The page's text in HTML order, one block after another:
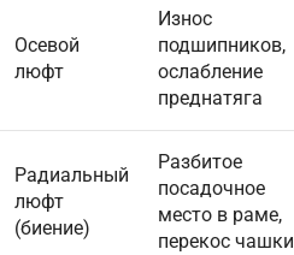
Осевой
люфт
Износ
подшипников,
ослабление
преднатяга
Радиальный
люфт
(биение)
Разбитое
посадочное
место в раме,
перекос чашки